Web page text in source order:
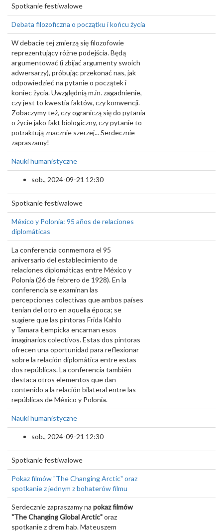
Spotkanie festiwalowe
Debata filozoficzna o początku i końcu życia
W debacie tej zmierzą się filozofowie
reprezentujący różne podejścia. Będą
argumentować (i zbijać argumenty swoich
adwersarzy), próbując przekonać nas, jak
odpowiedzieć na pytanie o początek i
koniec życia. Uwzględnią m.in. zagadnienie,
czy jest to kwestia faktów, czy konwencji.
Zobaczymy też, czy ograniczą się do pytania
o życie jako fakt biologiczny, czy pytanie to
potraktują znacznie szerzej... Serdecznie
zapraszamy!
Nauki humanistyczne
sob., 2024-09-21 12:30
Spotkanie festiwalowe
México y Polonia: 95 años de relaciones
diplomáticas
La conferencia conmemora el 95
aniversario del establecimiento de
relaciones diplomáticas entre México y
Polonia (26 de febrero de 1928). En la
conferencia se examinan las
percepciones colectivas que ambos países
tenían del otro en aquella época; se
sugiere que las pintoras Frida Kahlo
y Tamara Łempicka encarnan esos
imaginarios colectivos. Estas dos pintoras
ofrecen una oportunidad para reflexionar
sobre la relación diplomática entre estas
dos repúblicas. La conferencia también
destaca otros elementos que dan
contenido a la relación bilateral entre las
repúblicas de México y Polonia.
Nauki humanistyczne
sob., 2024-09-21 12:30
Spotkanie festiwalowe
Pokaz filmów "The Changing Arctic" oraz
spotkanie z jednym z bohaterów filmu
Serdecznie zapraszamy na pokaz filmów
"The Changing Global Arctic"oraz
spotkanie z drem hab. Mateuszem